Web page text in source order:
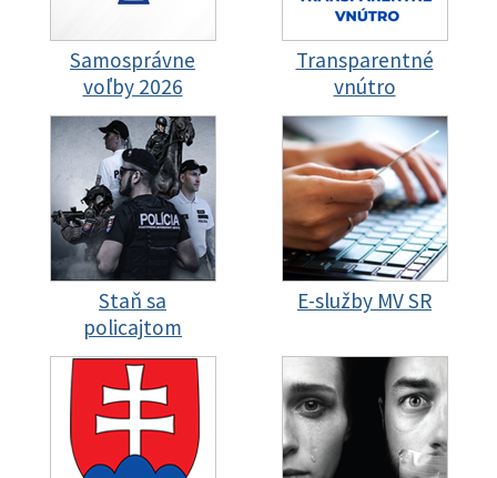
Samosprávne
voľby 2026
Transparentné
vnútro
Staň sa
policajtom
E-služby MV SR